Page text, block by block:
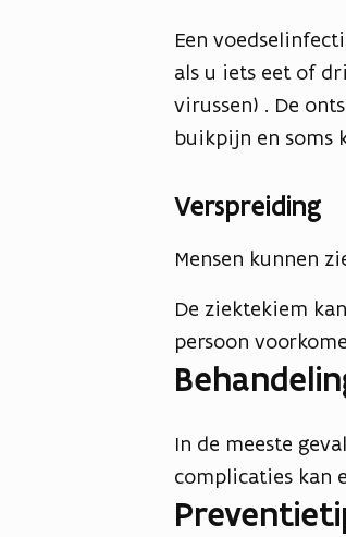
Een
als u iets eet of
virussen) . De
buikpijn en soms
Verspreiding
Mensen kunnen
De ziektekiem
persoon
In de meeste
complicaties kan